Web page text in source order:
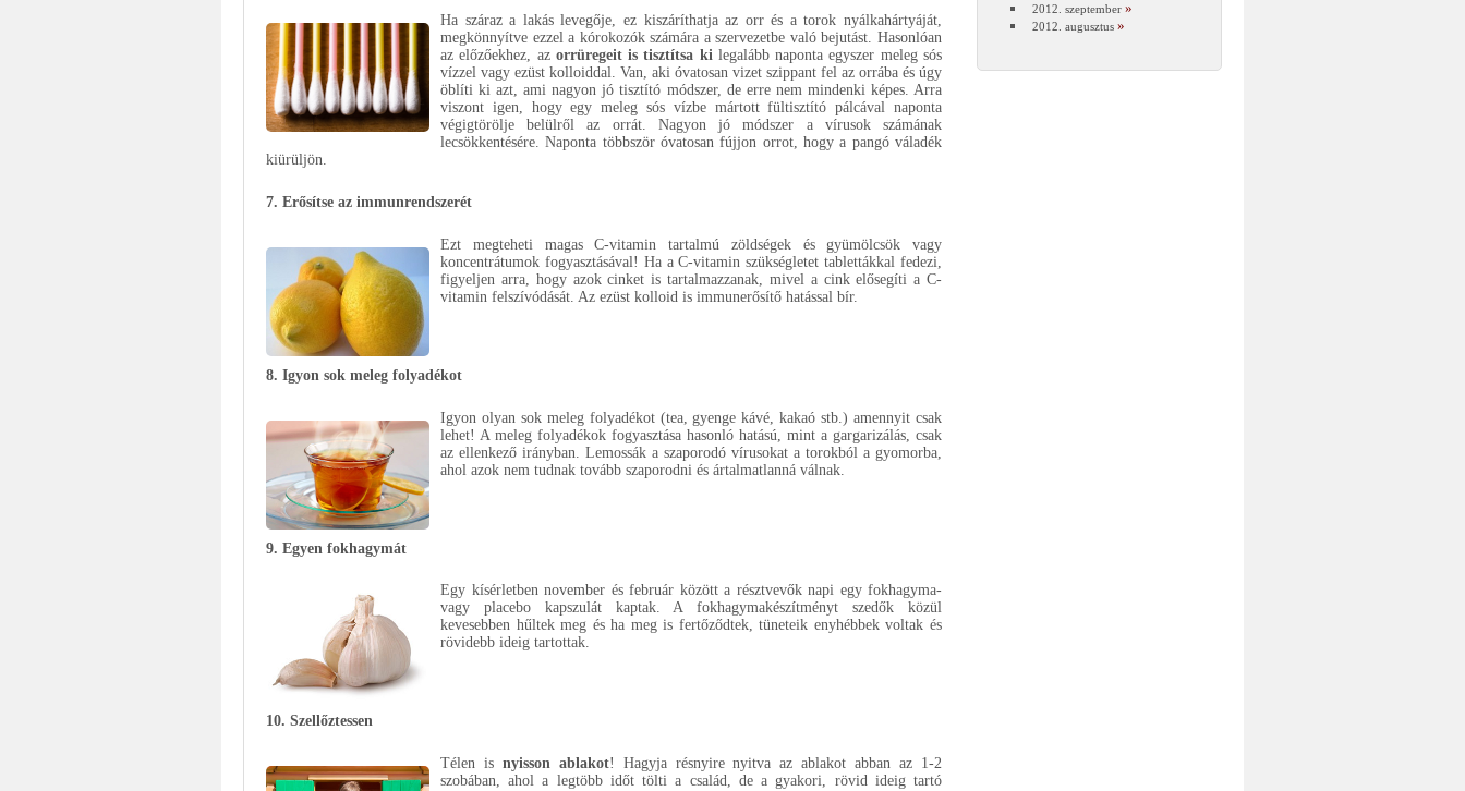
Ha száraz a lakás levegője, ez kiszáríthatja az orr és a torok nyálkahártyáját,
megkönnyítve ezzel a kórokozók számára a szervezetbe való bejutást. Hasonlóan
az előzőekhez, az orrüregeit is tisztítsa kilegalább naponta egyszer meleg sós
vízzel vagy ezüst kolloiddal. Van, aki óvatosan vizet szippant fel az orrába és úgy
öblíti ki azt, ami nagyon jó tisztító módszer, de erre nem mindenki képes. Arra
viszont igen, hogy egy meleg sós vízbe mártott fültisztító pálcával naponta
végigtörölje belülről az orrát. Nagyon jó módszer a vírusok számának
lecsökkentésére. Naponta többször óvatosan fújjon orrot, hogy a pangó váladék
kiürüljön.
7. Erősítse az immunrendszerét
Ezt megteheti magas C-vitamin tartalmú zöldségek és gyümölcsök vagy
koncentrátumok fogyasztásával! Ha a C-vitamin szükségletet tablettákkal fedezi,
figyeljen arra, hogy azok cinket is tartalmazzanak, mivel a cink elősegíti a C-
vitamin felszívódását. Az ezüst kolloid is immunerősítő hatással bír.
8. Igyon sok meleg folyadékot
Igyon olyan sok meleg folyadékot (tea, gyenge kávé, kakaó stb.) amennyit csak
lehet! A meleg folyadékok fogyasztása hasonló hatású, mint a gargarizálás, csak
az ellenkező irányban. Lemossák a szaporodó vírusokat a torokból a gyomorba,
ahol azok nem tudnak tovább szaporodni és ártalmatlanná válnak.
9. Egyen fokhagymát
Egy kísérletben november és február között a résztvevők napi egy fokhagyma-
vagy placebo kapszulát kaptak. A fokhagymakészítményt szedők közül
kevesebben hűltek meg és ha meg is fertőződtek, tüneteik enyhébbek voltak és
rövidebb ideig tartottak.
10. Szellőztessen
Télen is nyisson ablakot! Hagyja résnyire nyitva az ablakot abban az 1-2
szobában, ahol a legtöbb időt tölti a család, de a gyakori, rövid ideig tartó
2012. szeptember
2012. augusztus